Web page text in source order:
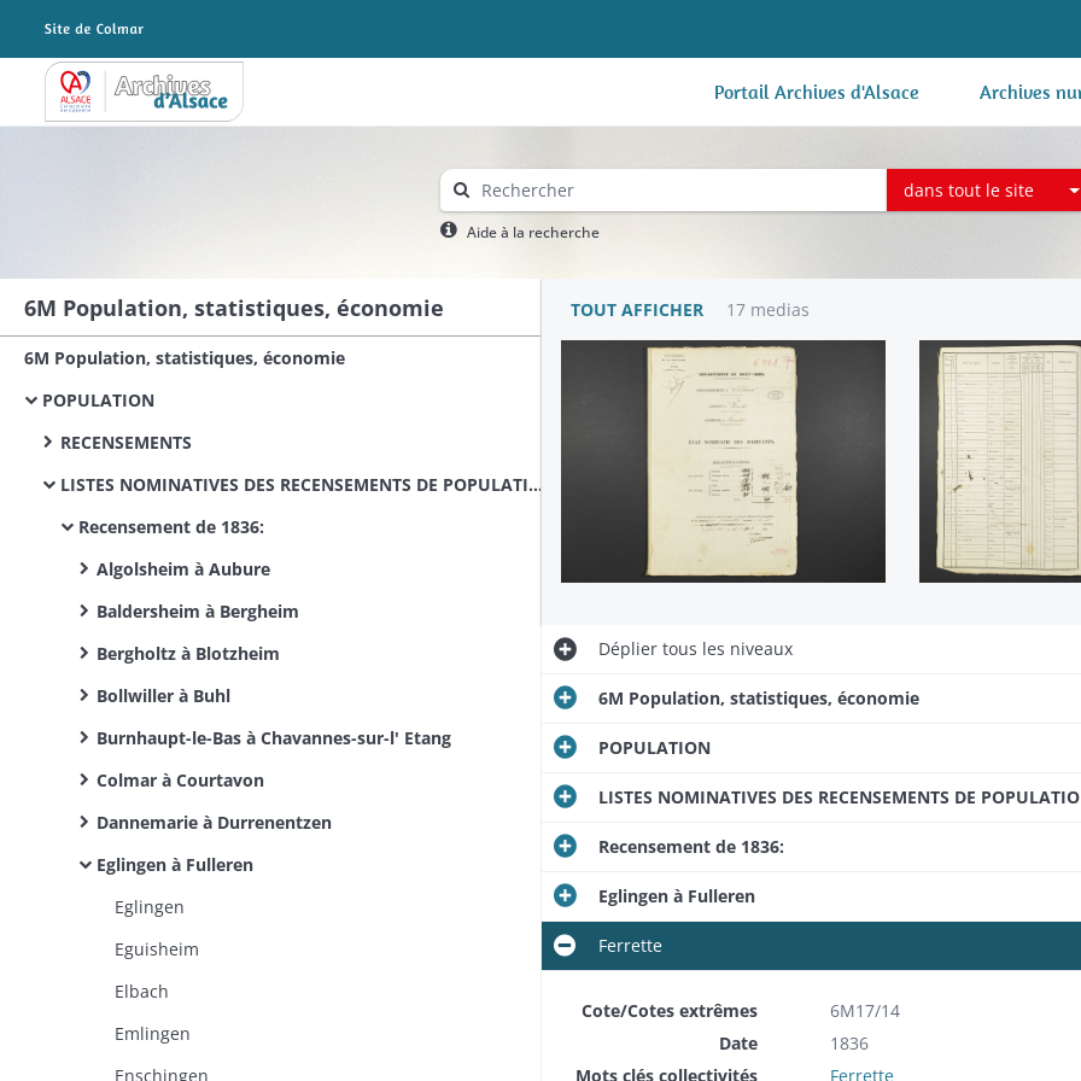
Archives Alsace - Colmar Portail Archives d'Alsace Archives
dans tout le site
Aide à la recherche
6M Population, statistiques, économie
6M Population, statistiques, économie
POPULATION
RECENSEMENTS
LISTES NOMINATIVES DES RECENSEMENTS DE POPULATION
Recensement de 1836:
Algolsheim à Aubure
Baldersheim à Bergheim
Bergholtz à Blotzheim
Bollwiller à Buhl
Burnhaupt-le-Bas à Chavannes-sur-l' Etang
Colmar à Courtavon
Dannemarie à Durrenentzen
Eglingen à Fulleren
Eglingen
Eguisheim
Elbach
Emlingen
Enschingen
TOUT AFFICHER 17 medias
Dépliertous les niveaux
6M Population, statistiques, économie
POPULATION
LISTES NOMINATIVES DES RECENSEMENTS DE
Recensement de 1836:
Eglingen à Fulleren
Ferrette
Cote/Cotes extrêmes
6M17/14
Date
1836
Mots clés collectivités
Ferrette